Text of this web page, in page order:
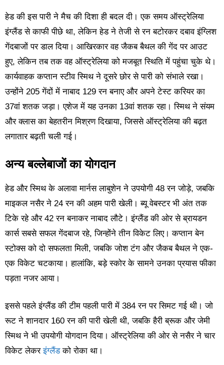
हेड की इस पारी ने मैच की दिशा ही बदल दी। एक समय ऑस्ट्रेलिया
इंग्लैंड से काफी पीछे था, लेकिन हेड ने तेजी से रन बटोरकर दबाव इंग्लिश
गेंदबाजों पर डाल दिया। आखिरकार वह जैकब बैथल की गेंद पर आउट
हुए, लेकिन तब तक वह ऑस्ट्रेलिया को मजबूत स्थिति में पहुंचा चुके थे।
कार्यवाहक कप्तान स्टीव स्मिथ ने दूसरे छोर से पारी को संभाले रखा।
उन्होंने 205 गेंदों में नाबाद 129 रन बनाए और अपने टेस्ट करियर का
37वां शतक जड़ा। एशेज में यह उनका 13वां शतक रहा। स्मिथ ने संयम
और क्लास का बेहतरीन मिश्रण दिखाया, जिससे ऑस्ट्रेलिया की बढ़त
लगातार बढ़ती चली गई।
अन्य बल्लेबाजों का योगदान
हेड और स्मिथ के अलावा मार्नस लाबुशेन ने उपयोगी 48 रन जोड़े, जबकि
माइकल नसैर ने 24 रन की अहम पारी खेली। ब्यू वेबस्टर भी अंत तक
टिके रहे और 42 रन बनाकर नाबाद लौटे। इंग्लैंड की ओर से ब्रायडन
कार्स सबसे सफल गेंदबाज रहे, जिन्होंने तीन विकेट लिए। कप्तान बेन
स्टोक्स को दो सफलता मिली, जबकि जोश टंग और जैकब बैथल ने एक-
एक विकेट चटकाया। हालांकि, बड़े स्कोर के सामने उनका प्रयास फीका
पड़ता नजर आया।
इससे पहले इंग्लैंड की टीम पहली पारी में 384 रन पर सिमट गई थी। जो
रूट ने शानदार 160 रन की पारी खेली थी, जबकि हैरी ब्रूक और जेमी
स्मिथ ने भी उपयोगी योगदान दिया। ऑस्ट्रेलिया की ओर से नसैर ने चार
विकेट लेकरइंग्लैंडको रोका था।